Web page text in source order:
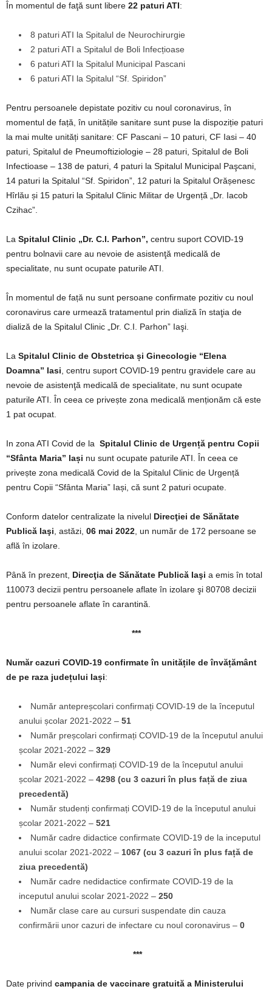
În momentul de faţă sunt libere 22 paturi ATI:
8 paturi ATI la Spitalul de Neurochirurgie
2 paturi ATI a Spitalul de Boli Infecțioase
6 paturi ATI la Spitalul Municipal Pascani
6 paturi ATI la Spitalul “Sf. Spiridon”
Pentru persoanele depistate pozitiv cu noul coronavirus, în
momentul de față, în unitățile sanitare sunt puse la dispoziție paturi
la mai multe unități sanitare: CF Pascani – 10 paturi, CF Iasi – 40
paturi, Spitalul de Pneumoftiziologie – 28 paturi, Spitalul de Boli
Infectioase – 138 de paturi, 4 paturi la Spitalul Municipal Paşcani,
14 paturi la Spitalul “Sf. Spiridon”, 12 paturi la Spitalul Orășenesc
Hîrlău și 15 paturi la Spitalul Clinic Militar de Urgență „Dr. Iacob
Czihac”.
La Spitalul Clinic „Dr. C.I. Parhon”, centru suport COVID-19
pentru bolnavii care au nevoie de asistenţă medicală de
specialitate, nu sunt ocupate paturile ATI.
În momentul de față nu sunt persoane confirmate pozitiv cu noul
coronavirus care urmează tratamentul prin dializă în staţia de
dializă de la Spitalul Clinic „Dr. C.I. Parhon” Iaşi.
La Spitalul Clinic de Obstetrica și Ginecologie “Elena
Doamna” Iasi , centru suport COVID-19 pentru gravidele care au
nevoie de asistenţă medicală de specialitate, nu sunt ocupate
paturile ATI. În ceea ce privește zona medicală menționăm că este
1 pat ocupat.
In zona ATI Covid de la Spitalul Clinic de Urgență pentru Copii
“Sfânta Maria” Iași nu sunt ocupate paturile ATI. În ceea ce
privește zona medicală Covid de la Spitalul Clinic de Urgență
pentru Copii “Sfânta Maria” Iași, că sunt 2 paturi ocupate.
Conform datelor centralizate la nivelul Direcţiei de Sănătate
Publică Iaşi , astăzi, 06 mai 2022 , un număr de 172 persoane se
află în izolare.
Până în prezent, Direcţia de Sănătate Publică Iaşi a emis în total
110073 decizii pentru persoanele aflate în izolare şi 80708 decizii
pentru persoanele aflate în carantină.
***
Număr cazuri COVID-19 confirmate în unitățile de învățământ
de pe raza județului Iași:
Număr antepreșcolari confirmați COVID-19 de la începutul
anului școlar 2021-2022 – 51
Număr preșcolari confirmați COVID-19 de la începutul anului
școlar 2021-2022 – 329
Număr elevi confirmați COVID-19 de la începutul anului
școlar 2021-2022 – 4298 (cu 3 cazuri în plus față de ziua
precedentă)
Număr studenți confirmați COVID-19 de la începutul anului
școlar 2021-2022 – 521
Număr cadre didactice confirmate COVID-19 de la inceputul
anului scolar 2021-2022 – 1067 (cu 3 cazuri în plus față de
ziua precedentă)
Număr cadre nedidactice confirmate COVID-19 de la
inceputul anului scolar 2021-2022 – 250
Număr clase care au cursuri suspendate din cauza
confirmării unor cazuri de infectare cu noul coronavirus – 0
***
Date privind campania de vaccinare gratuită a Ministerului